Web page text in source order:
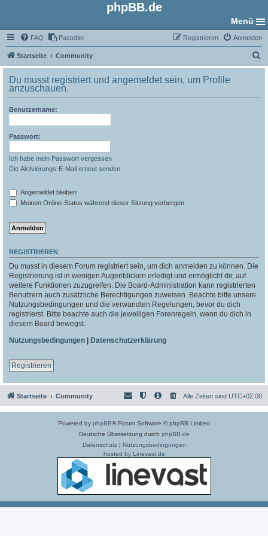
phpBB.de
Menü
FAQ Pastebin Anmelden
Registrieren
Startseite Community
u
Du musst registriert und angemeldet sein, um Profile
anzuschauen.
Benutzername:
Passwort:
Ich habe mein Passwort vergessen
Die Aktivierungs-E-Mail erneut senden
Angemeldet bleiben
Meinen Online-Status während dieser Sitzung verbergen
REGISTRIEREN
Du musst in diesem Forum registriert sein, um dich anmelden zu können. Die
Registrierung ist in wenigen Augenblicken erledigt und ermöglicht dir, auf
weitere Funktionen zuzugreifen. Die Board-Administration kann registrierten
Benutzern auch zusätzliche Berechtigungen zuweisen. Beachte bitte unsere
Nutzungsbedingungen und die verwandten Regelungen, bevor du dich
registrierst. Bitte beachte auch die jeweiligen Forenregeln, wenn du dich in
diesem Board bewegst.
Nutzungsbedingungen | Datenschutzerklärung
Registrieren
Startseite Community Alle Zeiten sind UTC+02:00
Powered by phpBB® Forum Software © phpBB Limited
Deutsche Übersetzung durch phpBB.de
Datenschutz| Nutzungsbedingungen
hosted by Linevast.de